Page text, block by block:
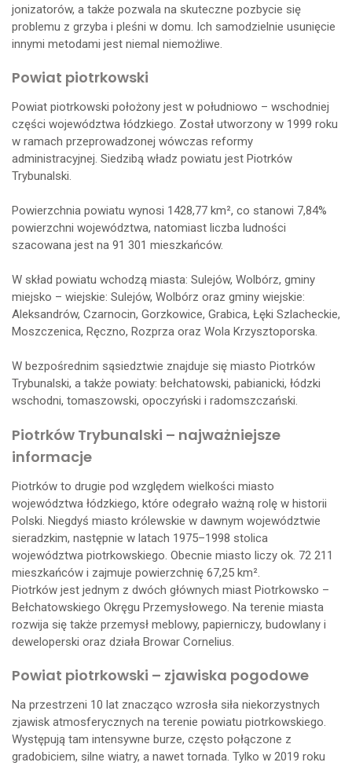
jonizatorów, a także pozwala na skuteczne pozbycie się
problemu z grzyba i pleśni w domu. Ich samodzielnie usunięcie
innymi metodami jest niemal niemożliwe.
Powiat piotrkowski
Powiat piotrkowski położony jest w południowo – wschodniej
części województwa łódzkiego. Został utworzony w 1999 roku
w ramach przeprowadzonej wówczas reformy
administracyjnej. Siedzibą władz powiatu jest Piotrków
Trybunalski.
Powierzchnia powiatu wynosi 1428,77 km², co stanowi 7,84%
powierzchni województwa, natomiast liczba ludności
szacowana jest na 91 301 mieszkańców.
W skład powiatu wchodzą miasta: Sulejów, Wolbórz, gminy
miejsko – wiejskie: Sulejów, Wolbórz oraz gminy wiejskie:
Aleksandrów, Czarnocin, Gorzkowice, Grabica, Łęki Szlacheckie,
Moszczenica, Ręczno, Rozprza oraz Wola Krzysztoporska.
W bezpośrednim sąsiedztwie znajduje się miasto Piotrków
Trybunalski, a także powiaty: bełchatowski, pabianicki, łódzki
wschodni, tomaszowski, opoczyński i radomszczański.
Piotrków Trybunalski – najważniejsze
informacje
Piotrków to drugie pod względem wielkości miasto
województwa łódzkiego, które odegrało ważną rolę w historii
Polski. Niegdyś miasto królewskie w dawnym województwie
sieradzkim, następnie w latach 1975–1998 stolica
województwa piotrkowskiego. Obecnie miasto liczy ok. 72 211
mieszkańców i zajmuje powierzchnię 67,25 km².
Piotrków jest jednym z dwóch głównych miast Piotrkowsko –
Bełchatowskiego Okręgu Przemysłowego. Na terenie miasta
rozwija się także przemysł meblowy, papierniczy, budowlany i
deweloperski oraz działa Browar Cornelius.
Powiat piotrkowski – zjawiska pogodowe
Na przestrzeni 10 lat znacząco wzrosła siła niekorzystnych
zjawisk atmosferycznych na terenie powiatu piotrkowskiego.
Występują tam intensywne burze, często połączone z
gradobiciem, silne wiatry, a nawet tornada. Tylko w 2019 roku